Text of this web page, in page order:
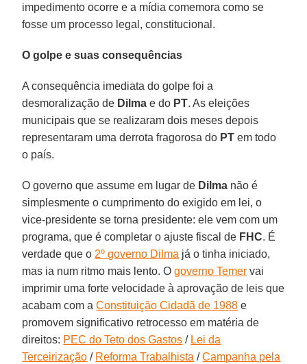
impedimento ocorre e a mídia comemora como se
fosse um processo legal, constitucional.
O golpe e suas consequências
A consequência imediata do golpe foi a
desmoralização de Dilma e do PT. As eleições
municipais que se realizaram dois meses depois
representaram uma derrota fragorosa do PT em todo
o país.
O governo que assume em lugar de Dilma não é
simplesmente o cumprimento do exigido em lei, o
vice-presidente se torna presidente: ele vem com um
programa, que é completar o ajuste fiscal de FHC. É
verdade que o 2º governo Dilma já o tinha iniciado,
mas ia num ritmo mais lento. Ogoverno Temer vai
imprimir uma forte velocidade à aprovação de leis que
acabam com aConstituição Cidadã de 1988 e
promovem significativo retrocesso em matéria de
direitos: PEC do Teto dos Gastos / Lei da
Terceirização / Reforma Trabalhista /Campanha pela